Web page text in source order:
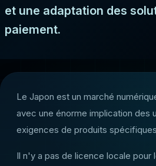
et une adaptation des
paiement.
Le Japon est un marché
avec une énorme implication des
exigences de produits
Il n'y a pas de licence locale pour